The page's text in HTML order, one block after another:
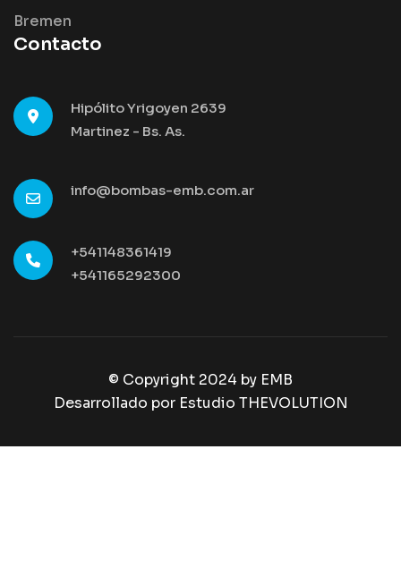
Bremen
Contacto
Hipólito Yrigoyen 2639
Martinez - Bs. As.
info@bombas-emb.com.ar
+541148361419
+541165292300
© Copyright 2024 by EMB
Desarrollado por Estudio THEVOLUTION